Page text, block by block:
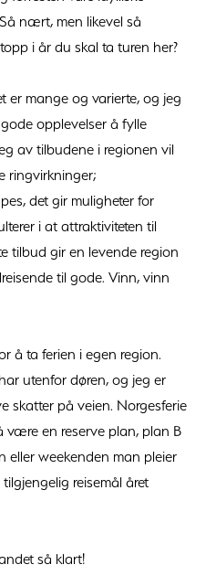
nært, men likevel så
i år du skal ta turen her?
mange og varierte, og jeg
opplevelser å fylle
av tilbudene i regionen vil
ringvirkninger;
det gir muligheter for
i at attraktiviteten til
tilbud gir en levende region
til gode. Vinn, vinn
å ta ferien i egen region.
utenfor døren, og jeg er
skatter på veien. Norgesferie
være en reserve plan, plan B
eller weekenden man pleier
reisemål året
så klart!